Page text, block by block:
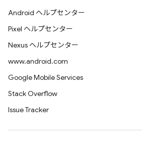
Android ヘルプセンター
Pixel ヘルプセンター
Nexus ヘルプセンター
www.android.com
Google Mobile Services
Stack Overflow
Issue Tracker